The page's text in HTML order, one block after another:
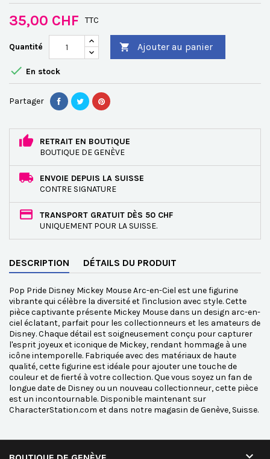
35,00 CHF TTC
Quantité  Ajouter au panier
 En stock
Partager
RETRAIT EN BOUTIQUE
BOUTIQUE DE GENÈVE
ENVOIE DEPUIS LA SUISSE
CONTRE SIGNATURE
TRANSPORT GRATUIT DÈS 50 CHF
UNIQUEMENT POUR LA SUISSE.
DESCRIPTION DÉTAILS DU PRODUIT
Pop Pride Disney Mickey Mouse Arc-en-Ciel est une figurine
vibrante qui célèbre la diversité et l'inclusion avec style. Cette
pièce captivante présente Mickey Mouse dans un design arc-en-
ciel éclatant, parfait pour les collectionneurs et les amateurs de
Disney. Chaque détail est soigneusement conçu pour capturer
l'esprit joyeux et iconique de Mickey, rendant hommage à une
icône intemporelle. Fabriquée avec des matériaux de haute
qualité, cette figurine est idéale pour ajouter une touche de
couleur et de fierté à votre collection. Que vous soyez un fan de
longue date de Disney ou un nouveau collectionneur, cette pièce
est un incontournable. Disponible maintenant sur
CharacterStation.com et dans notre magasin de Genève, Suisse.